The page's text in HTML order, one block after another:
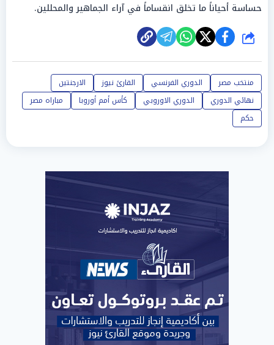
حساسة أحياناً ما تخلق انقساماً في آراء الجماهير والمحللين.
شارك
منتخب مصر الدوري الفرنسي القارئ نيوز
الارجنتين
نهائي الدوري
الدوري الاوروبي كأس أمم أوروبا
مباراه مصر
حكم